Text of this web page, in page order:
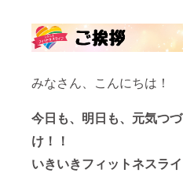
みなさん、こんにちは！
今日も、明日も、元気つづ
け！！
いきいきフィットネスライ